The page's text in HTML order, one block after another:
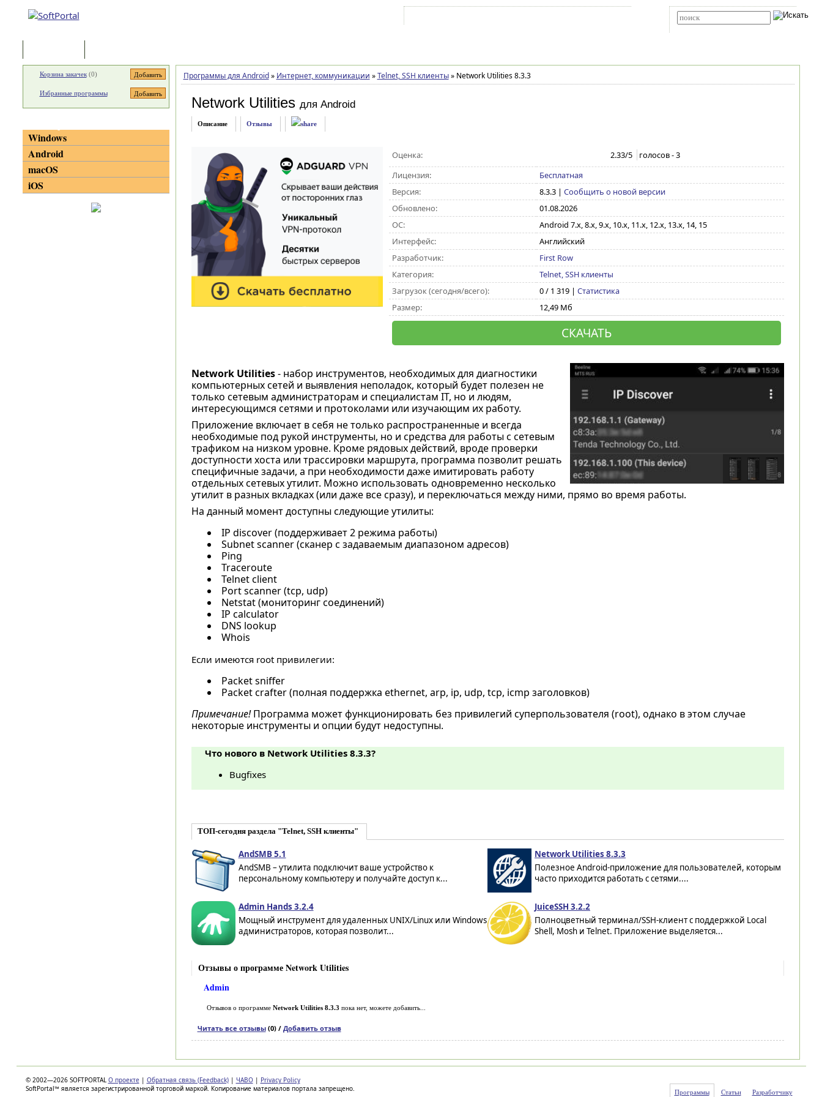
Программы для Android » Интернет, коммуникации » Telnet, SSH клиенты »Network Utilities 8.3.3
Network Utilities для Android
Описание Отзывы
Оценка: 2.33/5 голосов -3
Лицензия:
Бесплатная
Версия:
8.3.3| Сообщить о новой версии
Обновлено:
01.08.2026
ОС:
Android 7.x, 8.x, 9.x, 10.x, 11.x, 12.x, 13.x, 14, 15
Интерфейс:
Английский
Разработчик:
First Row
Категория:
Telnet, SSH клиенты
Загрузок (сегодня/всего):
0 / 1 319 | Статистика
Размер:
12,49 Мб
СКАЧАТЬ
Network Utilities- набор инструментов, необходимых для диагностики
компьютерных сетей и выявления неполадок, который будет полезен не
только сетевым администраторам и специалистам IT, но и людям,
интересующимся сетями и протоколами или изучающим их работу.
Приложение включает в себя не только распространенные и всегда
необходимые под рукой инструменты, но и средства для работы с сетевым
трафиком на низком уровне. Кроме рядовых действий, вроде проверки
доступности хоста или трассировки маршрута, программа позволит решать
специфичные задачи, а при необходимости даже имитировать работу
отдельных сетевых утилит. Можно использовать одновременно несколько
утилит в разных вкладках (или даже все сразу), и переключаться между ними, прямо во время работы.
На данный момент доступны следующие утилиты:
IP discover (поддерживает 2 режима работы)
Subnet scanner (сканер с задаваемым диапазоном адресов)
Ping
Traceroute
Telnet client
Port scanner (tcp, udp)
Netstat (мониторинг соединений)
IP calculator
DNS lookup
Whois
Если имеются root привилегии:
Packet sniffer
Packet crafter (полная поддержка ethernet, arp, ip, udp, tcp, icmp заголовков)
Примечание!Программа может функционировать без привилегий суперпользователя (root), однако в этом случае
некоторые инструменты и опции будут недоступны.
Что нового в Network Utilities 8.3.3?
Bugfixes
ТОП-сегодня раздела "Telnet, SSH клиенты"
AndSMB 5.1
AndSMB – утилита подключит ваше устройство к
персональному компьютеру и получайте доступ к...
Network Utilities 8.3.3
Полезное Android-приложение для пользователей, которым
часто приходится работать с сетями....
Admin Hands 3.2.4
Мощный инструмент для удаленных UNIX/Linux или Windows
администраторов, которая позволит...
JuiceSSH 3.2.2
Полноцветный терминал/SSH-клиент с поддержкой Local
Shell, Mosh и Telnet. Приложение выделяется...
Отзывы о программе Network Utilities
Admin
Отзывов о программе Network Utilities 8.3.3 пока нет, можете добавить...
Читать все отзывы(0) / Добавить отзыв
Корзина закачек(0)
Избранные программы
Windows
Android
macOS
iOS
© 2002—2026 SOFTPORTAL О проекте | Обратная связь (Feedback) | ЧАВО | Privacy Policy
SoftPortal™ является зарегистрированной торговой маркой. Копирование материалов портала запрещено.
Программы Статьи Разработчику